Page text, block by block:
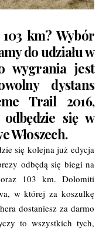
km? Wybór
do udziału w
wygrania jest
dystans
Trail 2016,
się w
Włoszech.
się kolejna już edycja
odbędą się biegi na
103 km. Dolomiti
w której za koszulkę
dostaniesz za darmo
to wszystkich tych,